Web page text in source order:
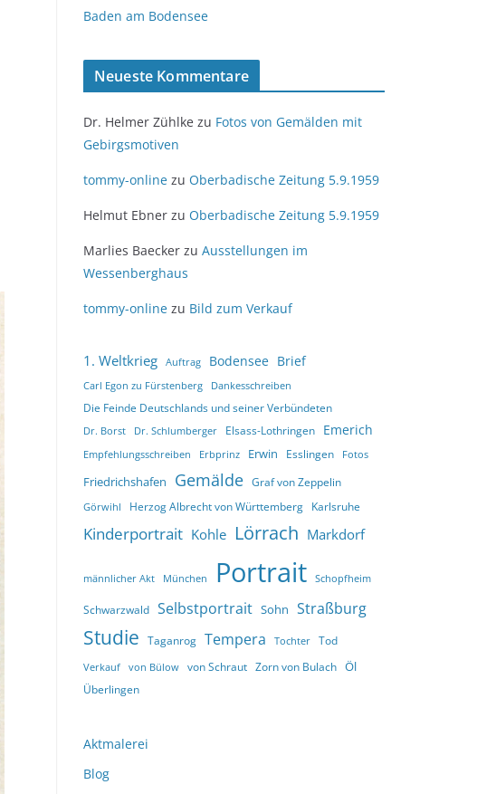
Baden am Bodensee
Neueste Kommentare
Dr. Helmer Zühlke zu Fotos von Gemälden mit
Gebirgsmotiven
tommy-online zu Oberbadische Zeitung 5.9.1959
Helmut Ebner zu Oberbadische Zeitung 5.9.1959
Marlies Baecker zu Ausstellungen im
Wessenberghaus
tommy-online zu Bild zum Verkauf
1. Weltkrieg Auftrag Bodensee Brief
Carl Egon zu Fürstenberg Dankesschreiben
Die Feinde Deutschlands und seiner Verbündeten
Dr. Borst Dr. Schlumberger Elsass-Lothringen Emerich
Empfehlungsschreiben Erbprinz Erwin Esslingen Fotos
Friedrichshafen Gemälde Graf von Zeppelin
Görwihl Herzog Albrecht von Württemberg Karlsruhe
Kinderportrait Kohle Lörrach Markdorf
männlicher Akt München Portrait Schopfheim
Schwarzwald Selbstportrait Sohn Straßburg
Studie Taganrog Tempera Tochter Tod
Verkauf von Bülow von Schraut Zorn von Bulach Öl
Überlingen
Aktmalerei
Blog